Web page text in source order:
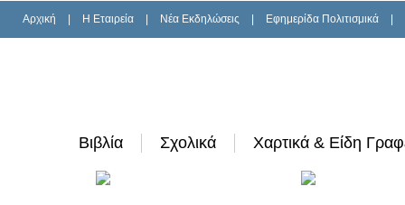
Αρχική H Εταιρεία Νέα Εκδηλώσεις Εφημερίδα Πολιτισμικά
Βιβλία Σχολικά Χαρτικά & Είδη